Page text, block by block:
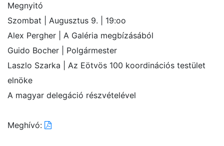
Megnyitó
Szombat | Augusztus 9. | 19:oo
Alex Pergher | A Galéria megbízásából
Guido Bocher | Polgármester
Laszlo Szarka | Az Eötvös 100 koordinációs testület
elnöke
A magyar delegáció részvételével
Meghívó: